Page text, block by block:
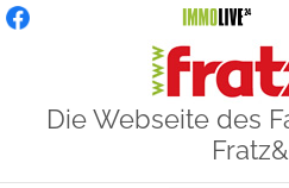
Die Webseite des